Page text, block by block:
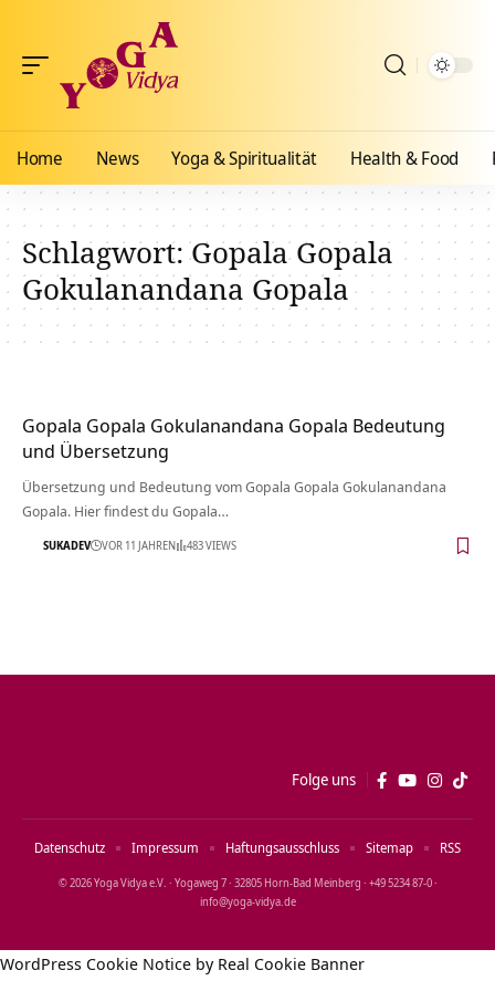
Home News Yoga & Spiritualität Health & Food
Schlagwort:Gopala Gopala
Gokulanandana Gopala
Gopala Gopala Gokulanandana Gopala Bedeutung
und Übersetzung
Übersetzung und Bedeutung vom Gopala Gopala Gokulanandana
Gopala. Hier findest du Gopala…
SUKADEV VOR 11 JAHREN 483 VIEWS
Folge uns
© 2026 Yoga Vidya e.V. · Yogaweg 7 · 32805 Horn‑Bad Meinberg · +49 5234 87‑0 ·
info@yoga‑vidya.de
Datenschutz Impressum Haftungsausschluss Sitemap RSS
WordPress Cookie Notice by Real Cookie Banner